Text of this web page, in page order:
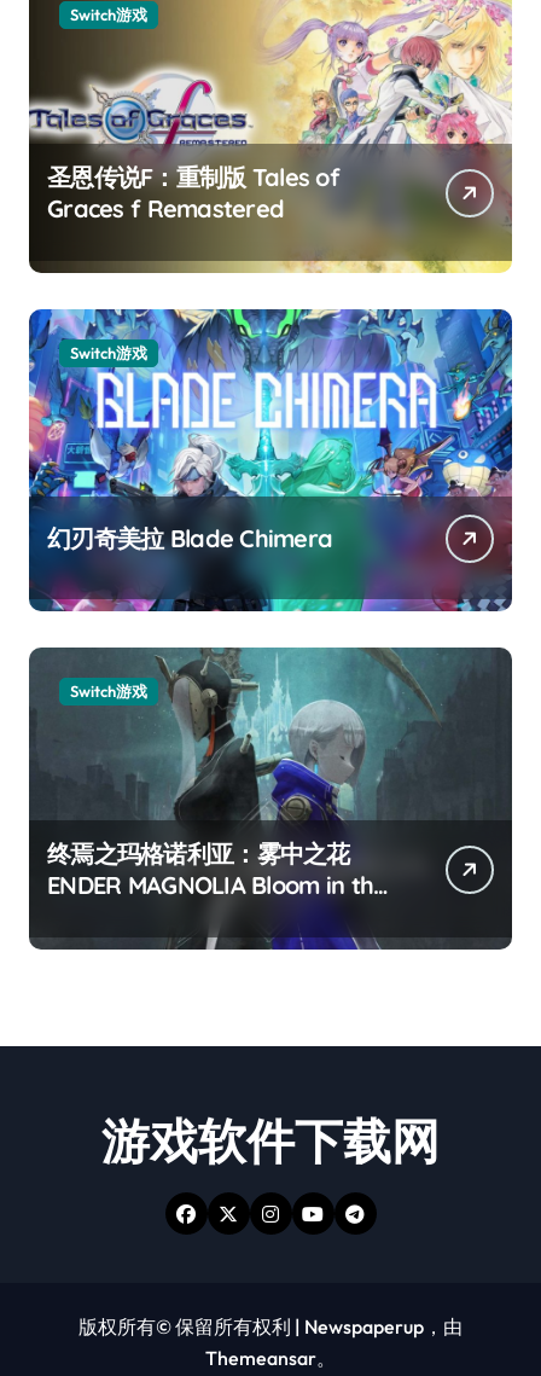
Switch游戏
圣恩传说F：重制版 Tales of
Graces f Remastered
Switch游戏
幻刃奇美拉 Blade Chimera
Switch游戏
终焉之玛格诺利亚：雾中之花
ENDER MAGNOLIA Bloom in the
游戏软件下载网
版权所有© 保留所有权利 | Newspaperup ，由
Themeansar。